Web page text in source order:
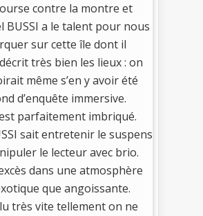
contre la montre et
BUSSI a le talent pour nous
sur cette île dont il
très bien les lieux : on
même s’en y avoir été
d’enquête immersive.
parfaitement imbriqué.
sait entretenir le suspens
le lecteur avec brio.
dans une atmosphère
que angoissante.
lu très vite tellement on ne